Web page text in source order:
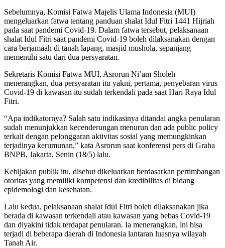
Sebelumnya, Komisi Fatwa Majelis Ulama Indonesia (MUI)
mengeluarkan fatwa tentang panduan shalat Idul Fitri 1441 Hijriah
pada saat pandemi Covid-19. Dalam fatwa tersebut, pelaksanaan
shalat Idul Fitri saat pandemi Covid-19 boleh dilaksanakan dengan
cara berjamaah di tanah lapang, masjid mushola, sepanjang
memenuhi satu dari dua persyaratan.
Sekretaris Komisi Fatwa MUI, Asrorun Ni’am Sholeh
menerangkan, dua persyaratan itu yakni, pertama, penyebaran virus
Covid-19 di kawasan itu sudah terkendali pada saat Hari Raya Idul
Fitri.
“Apa indikatornya? Salah satu indikasinya ditandai angka penularan
sudah menunjukkan kecenderungan menurun dan ada public policy
terkait dengan pelonggaran aktivitas sosial yang memungkinkan
terjadinya kerumunan,” kata Asrorun saat konferensi pers di Graha
BNPB, Jakarta, Senin (18/5) lalu.
Kebijakan publik itu, disebut dikeluarkan berdasarkan pertimbangan
otoritas yang memiliki kompetensi dan kredibilitas di bidang
epidemologi dan kesehatan.
Lalu kedua, pelaksanaan shalat Idul Fitri boleh dilaksanakan jika
berada di kawasan terkendali atau kawasan yang bebas Covid-19
dan diyakini tidak terdapat penularan. Ia menerangkan, ini bisa
terjadi di beberapa daerah di Indonesia lantaran luasnya wilayah
Tanah Air.